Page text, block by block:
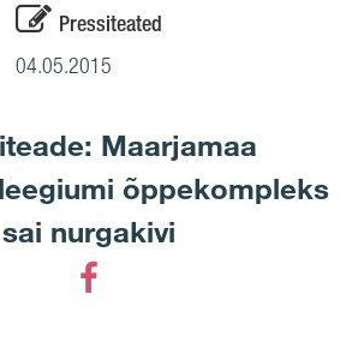
Pressiteated
04.05.2015
Maarjamaa
õppekompleks
sai nurgakivi